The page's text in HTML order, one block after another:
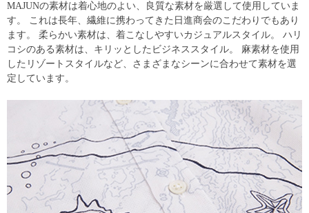
MAJUNの素材は着心地のよい、良質な素材を厳選して使用していま
す。 これは長年、繊維に携わってきた日進商会のこだわりでもあり
ます。 柔らかい素材は、着こなしやすいカジュアルスタイル。 ハリ
コシのある素材は、キリッとしたビジネススタイル。 麻素材を使用
したリゾートスタイルなど、さまざまなシーンに合わせて素材を選
定しています。